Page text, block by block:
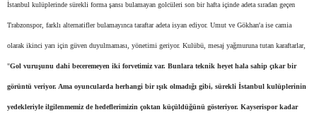
İstanbul kulüplerinde sürekli forma şansı bulamayan golcüleri son bir hafta içinde adeta sıradan geçen
Trabzonspor, farklı alternatifler bulamayınca taraftar adeta isyan ediyor. Umut ve Gökhan'a ise camia
olarak ikinci yarı için güven duyulmaması, yönetimi geriyor. Kulübü, mesaj yağmuruna tutan karaftarlar,
"Gol vuruşunu dahi beceremeyen iki forvetimiz var. Bunlara teknik heyet hala sahip çıkar bir
görüntü veriyor. Ama oyuncularda herhangi bir ışık olmadığı gibi, sürekli İstanbul kulüplerinin
yedekleriyle ilgilenmemiz de hedeflerimizin çoktan küçüldüğünü gösteriyor. Kayserispor kadar